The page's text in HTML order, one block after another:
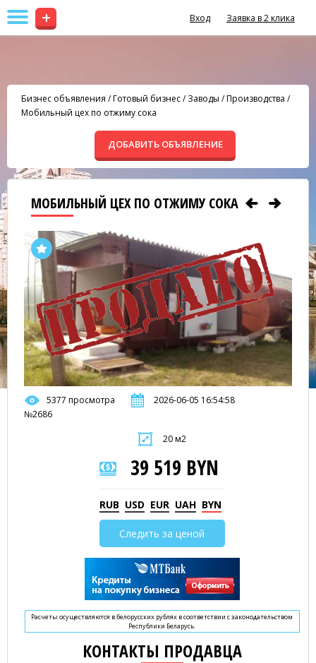
+ Вход Заявка в 2 клика
Бизнес объявления /Готовый бизнес/Заводы / Производства /
Мобильный цех по отжиму сока
ДОБАВИТЬ ОБЪЯВЛЕНИЕ
МОБИЛЬНЫЙ ЦЕХ ПО ОТЖИМУ СОКА
5377 просмотра
2026-06-05 16:54:58
№2686
20 м2
39 519 BYN
RUB USD EUR UAH BYN
Следить за ценой
Расчеты осуществляются в белорусских рублях в соответствии с законодательством
Республики Беларусь.
КОНТАКТЫ ПРОДАВЦА